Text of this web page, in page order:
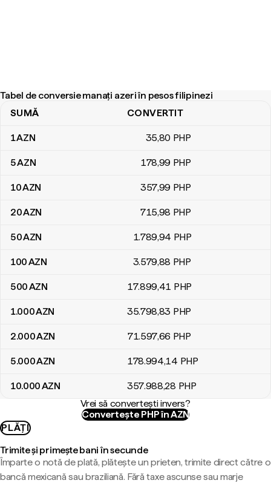
Tabel de conversie manați azeri în pesos filipinezi
Tabel de conversie manați azeri în pesos filipinezi
SUMĂ CONVERTIT
1AZN 35,80 PHP
5AZN 178,99 PHP
10AZN 357,99 PHP
20AZN 715,98 PHP
50AZN 1.789,94 PHP
100AZN 3.579,88 PHP
500AZN 17.899,41 PHP
1.000AZN 35.798,83 PHP
2.000AZN 71.597,66 PHP
5.000AZN 178.994,14 PHP
10.000AZN 357.988,28 PHP
Vrei să convertești invers?
Convertește PHP în AZN
PLĂȚI
Trimite și primește bani în secunde
Împarte o notă de plată, plătește un prieten, trimite direct către o
bancă mexicană sau braziliană. Fără taxe ascunse sau marje